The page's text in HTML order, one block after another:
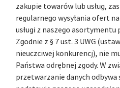
zakupie towarów lub usług,
regularnego wysyłania ofert
usługi z naszego
Zgodnie z § 7 ust. 3 UWG
nieuczciwej konkurencj), nie
Państwa odrębnej zgody. W
przetwarzanie danych odbywa